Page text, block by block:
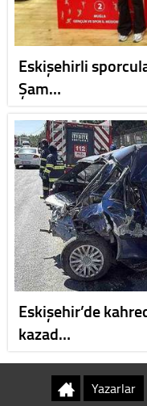
Eskişehirli
Şam…
Eskişehir’de
kazad…
Yazarlar